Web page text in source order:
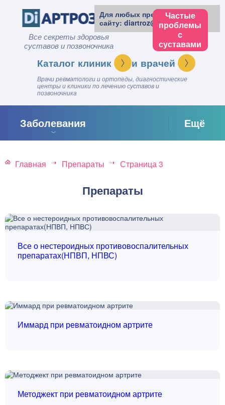
Все секреты здоровья
суставов и позвоночника
Частые
проблемы
с
суставами
Врачи ревматологи и ортопеды, диагностические
центры и клиники по лечению суставов и
позвоночника
клиник врачей
Заболевания Ещё
Главная Препараты Страница 3
Препараты
Все о нестероидных противовоспалительных
препаратах(НПВП, НПВС)
Иммард при ревматоидном артрите
Методжект при ревматоидном артрите
Для любых предложений по
сайту: diartroz@cp9.ru